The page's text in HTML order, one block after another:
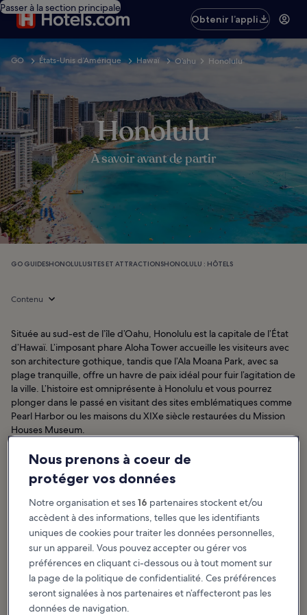
Passer à la section principale
Obtenir l’appli
GO États-Unis d’Amérique Hawaï O’ahu Honolulu
Honolulu
À savoir avant de partir
GO GUIDESHONOLULUSITES ET ATTRACTIONSHONOLULU : HÔTELS
Contenu
Située au sud-est de l’île d’Oahu, Honolulu est la capitale de l’État
d’Hawaï. L’imposant phare Aloha Tower accueille les visiteurs avec
son architecture gothique, tandis que l’Ala Moana Park, avec sa
plage tranquille, offre un havre de paix idéal pour fuir l’agitation de
la ville. L’histoire est omniprésente à Honolulu et vous pourrez
plonger dans le passé en visitant des sites emblématiques comme
Pearl Harbor ou les maisons du XIXe siècle restaurées du Mission
Houses Museum.
Rendez-vous dans un café en bord de mer pour goûter la pokē,
une salade de poisson cru légèrement épicée, accompagnée d’un
smoothie de fruits tropicaux, avant d’admirer le coucher du soleil
de Waikiki.
Honolulu : hôtels
Articles à la une et divertissement
Honolulu : quelles sont les
Nous prenons à coeur de
protéger vos données
Notre organisation et ses16 partenaires stockent et/ou
accèdent à des informations, telles que les identifiants
uniques de cookies pour traiter les données personnelles,
sur un appareil. Vous pouvez accepter ou gérer vos
préférences en cliquant ci-dessous ou à tout moment sur
la page de la politique de confidentialité. Ces préférences
seront signalées à nos partenaires et n’affecteront pas les
données de navigation.